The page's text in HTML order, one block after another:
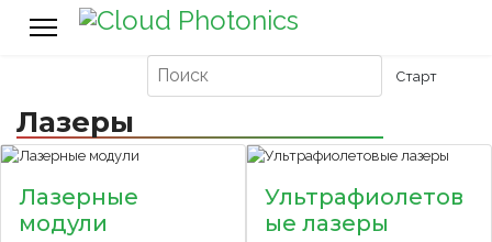
Лазеры
Лазерные
модули
Ультрафиолетов
ые лазеры